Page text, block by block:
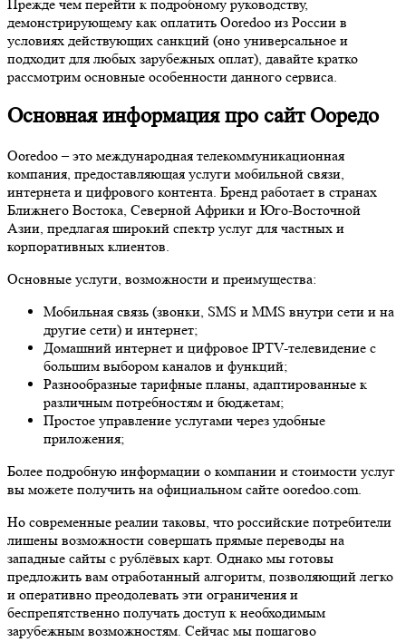
Прежде чем перейти к подробному руководству,
демонстрирующему как оплатить Ooredoo из России в
условиях действующих санкций (оно универсальное и
подходит для любых зарубежных оплат), давайте кратко
рассмотрим основные особенности данного сервиса.
Основная информация про сайт Ооредо
Ooredoo – это международная телекоммуникационная
компания, предоставляющая услуги мобильной связи,
интернета и цифрового контента. Бренд работает в странах
Ближнего Востока, Северной Африки и Юго-Восточной
Азии, предлагая широкий спектр услуг для частных и
корпоративных клиентов.
Основные услуги, возможности и преимущества:
Мобильная связь (звонки, SMS и MMS внутри сети и на
другие сети) и интернет;
Домашний интернет и цифровое IPTV-телевидение с
большим выбором каналов и функций;
Разнообразные тарифные планы, адаптированные к
различным потребностям и бюджетам;
Простое управление услугами через удобные
приложения;
Более подробную информации о компании и стоимости услуг
вы можете получить на официальном сайте ooredoo.com.
Но современные реалии таковы, что российские потребители
лишены возможности совершать прямые переводы на
западные сайты с рублёвых карт. Однако мы готовы
предложить вам отработанный алгоритм, позволяющий легко
и оперативно преодолевать эти ограничения и
беспрепятственно получать доступ к необходимым
зарубежным возможностям. Сейчас мы пошагово